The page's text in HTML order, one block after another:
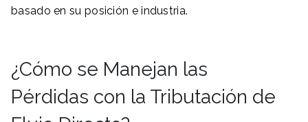
basado en su posición e industria.
¿Cómo se Manejan las
Pérdidas con la Tributación de